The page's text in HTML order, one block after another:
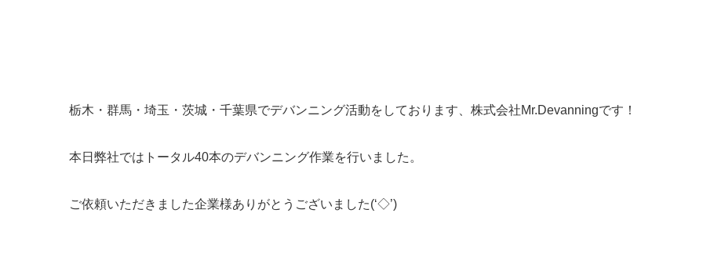
栃木・群馬・埼玉・茨城・千葉県でデバンニング活動をしております、株式会社Mr.Devanningです！
本日弊社ではトータル40本のデバンニング作業を行いました。
ご依頼いただきました企業様ありがとうございました(‘◇’)ゞ